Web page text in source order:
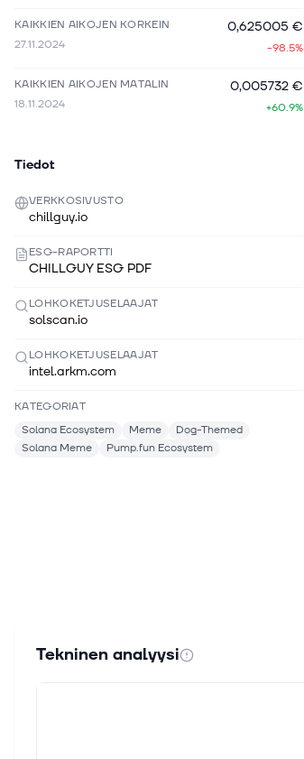
KAIKKIEN AIKOJEN KORKEIN
27.11.2024
0,625005 €
-98.5%
KAIKKIEN AIKOJEN MATALIN
18.11.2024
0,005732 €
+60.9%
Tiedot
VERKKOSIVUSTO
chillguy.io
ESG-RAPORTTI
CHILLGUY ESG PDF
LOHKOKETJUSELAAJAT
solscan.io
LOHKOKETJUSELAAJAT
intel.arkm.com
KATEGORIAT
Solana Ecosystem
Meme
Dog-Themed
Solana Meme
Pump.fun Ecosystem
Tekninen analyysi